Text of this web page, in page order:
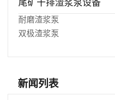
耐磨渣浆泵
双极渣浆泵
新闻列表